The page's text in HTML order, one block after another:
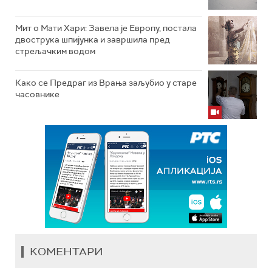
Мит о Мати Хари: Завела је Европу, постала
двострука шпијунка и завршила пред
стрељачким водом
Како се Предраг из Врања заљубио у старе
часовнике
КОМЕНТАРИ